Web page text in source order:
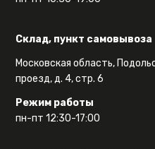
Склад, пункт самовывоза
Московская область,
проезд, д. 4, стр. 6
Режим работы
пн-пт 12:30-17:00